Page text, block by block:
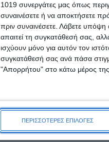
1019 συνεργάτες μας όπως
συναινέσετε ή να αποκτήσετε
πριν συναινέσετε. Λάβετε υπόψη
απαιτεί τη συγκατάθεσή σας,
ισχύουν μόνο για αυτόν τον
συγκατάθεσή σας ανά πάσα
"Απορρήτου" στο κάτω μέρος της
ΠΕΡΙΣΣΟΤΕΡΕΣ ΕΠΙΛΟΓΕΣ